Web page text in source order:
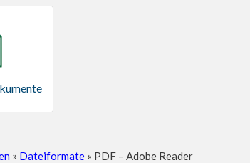
» Dateiformate » PDF – Adobe Reader